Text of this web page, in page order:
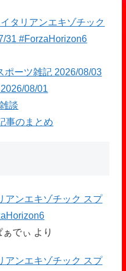
タリアンエキゾチック
31 #ForzaHorizon6
ポーツ雑記 2026/08/03
08/01
談
事のまとめ
アンエキゾチック スプ
ぁでぃ より
アンエキゾチック スプ